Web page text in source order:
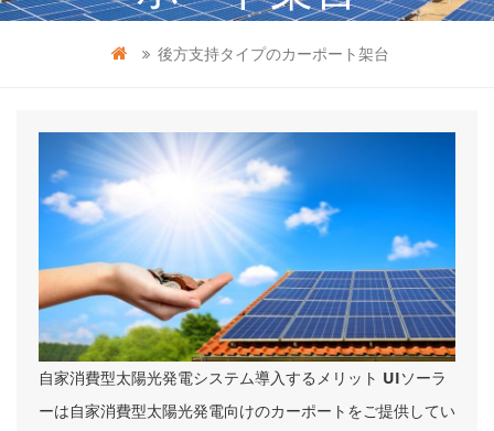
後方支持タイプのカーポート架台
自家消費型太陽光発電システム導入するメリット UIソーラ
ーは自家消費型太陽光発電向けのカーポートをご提供してい